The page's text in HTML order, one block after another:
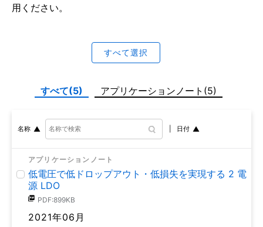
用ください。
すべて選択
すべて(5) アプリケーションノート(5)
名称 日付
アプリケーションノート
低電圧で低ドロップアウト・低損失を実現する 2 電
源 LDO
PDF:899KB
2021年06月